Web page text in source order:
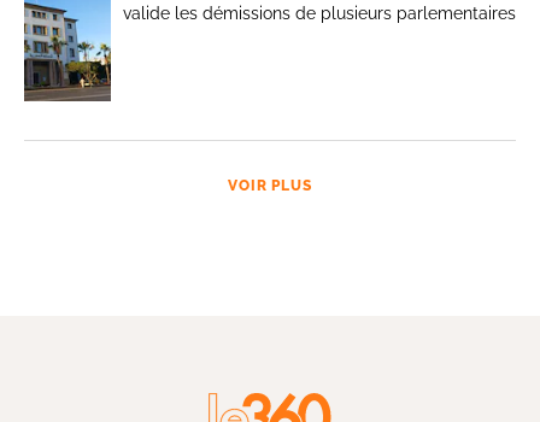
valide les démissions de plusieurs parlementaires
VOIR PLUS